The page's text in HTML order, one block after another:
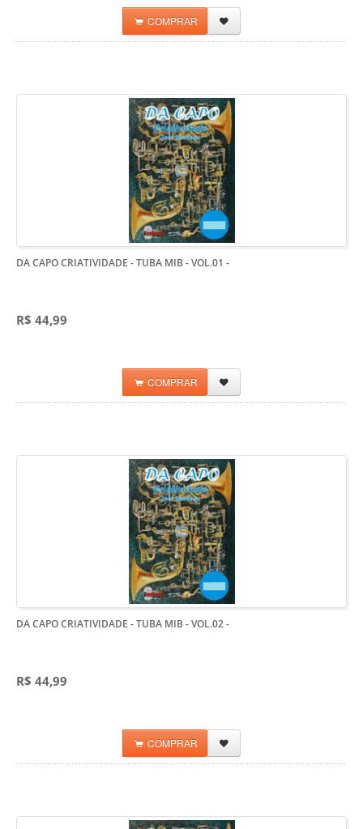
COMPRAR
DA CAPO CRIATIVIDADE - TUBA MIB - VOL.01 -
R$ 44,99
COMPRAR
DA CAPO CRIATIVIDADE - TUBA MIB - VOL.02-
R$ 44,99
COMPRAR